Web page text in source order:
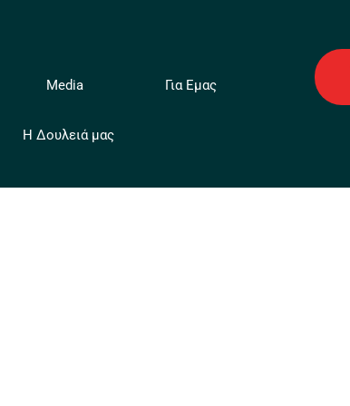
Media Για Εμας
Η Δουλειά μας